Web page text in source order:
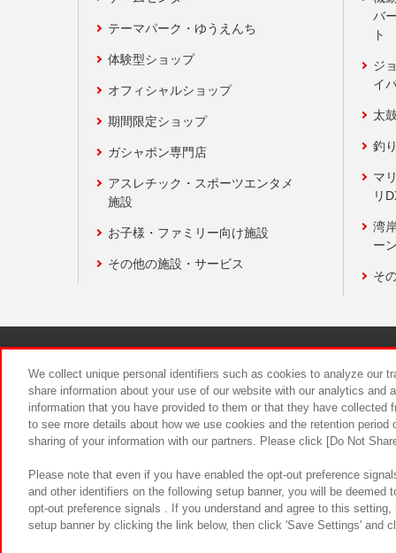
テーマパーク・ゆうえんち
体験型ショップ
オフィシャルショップ
期間限定ショップ
ガシャポン専門店
アスレチック・スポーツエンタメ
施設
お子様・ファミリー向け施設
その他の施設・サービス
バ
ト
ジ
イ
太
釣
マ
リ
湾
ー
そ
食品のご
We collect unique personal identifiers such as cookies to analyze our
share information about your use of our website with our analytics and
information that you have provided to them or that they have
to see more details about how we use cookies and the retention
sharing of your information with our partners. Please click [Do Not
Please note that even if you have enabled the opt-out preference
and other identifiers on the following setup banner, you will be
opt-out preference signals . If you understand and agree to this
setup banner by clicking the link below, then click 'Save Settings' and